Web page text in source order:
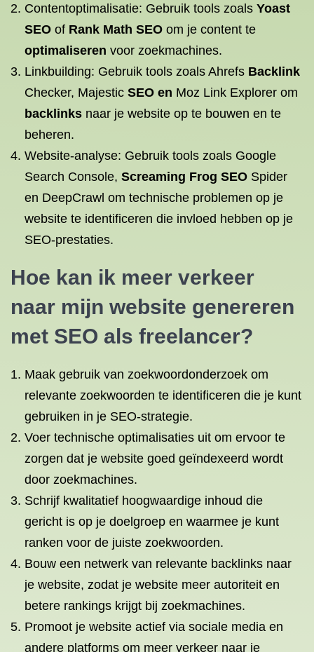
Contentoptimalisatie: Gebruik tools zoals Yoast
SEO of Rank Math SEO om je content te
optimaliseren voor zoekmachines.
Linkbuilding: Gebruik tools zoals Ahrefs Backlink
Checker, Majestic SEO en Moz Link Explorer om
backlinks naar je website op te bouwen en te
beheren.
Website-analyse: Gebruik tools zoals Google
Search Console, Screaming Frog SEO Spider
en DeepCrawl om technische problemen op je
website te identificeren die invloed hebben op je
SEO-prestaties.
Hoe kan ik meer verkeer
naar mijn website genereren
met SEO als freelancer?
Maak gebruik van zoekwoordonderzoek om
relevante zoekwoorden te identificeren die je kunt
gebruiken in je SEO-strategie.
Voer technische optimalisaties uit om ervoor te
zorgen dat je website goed geïndexeerd wordt
door zoekmachines.
Schrijf kwalitatief hoogwaardige inhoud die
gericht is op je doelgroep en waarmee je kunt
ranken voor de juiste zoekwoorden.
Bouw een netwerk van relevante backlinks naar
je website, zodat je website meer autoriteit en
betere rankings krijgt bij zoekmachines.
Promoot je website actief via sociale media en
andere platforms om meer verkeer naar je